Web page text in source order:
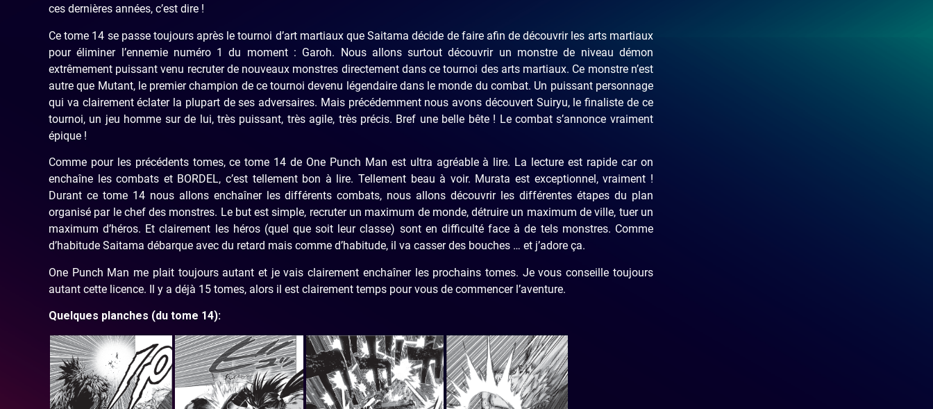
ces dernières années, c’est dire !
Ce tome 14 se passe toujours après le tournoi d’art martiaux que Saitama décide de faire afin de découvrir les arts martiaux
pour éliminer l’ennemie numéro 1 du moment : Garoh. Nous allons surtout découvrir un monstre de niveau démon
extrêmement puissant venu recruter de nouveaux monstres directement dans ce tournoi des arts martiaux. Ce monstre n’est
autre que Mutant, le premier champion de ce tournoi devenu légendaire dans le monde du combat. Un puissant personnage
qui va clairement éclater la plupart de ses adversaires. Mais précédemment nous avons découvert Suiryu, le finaliste de ce
tournoi, un jeu homme sur de lui, très puissant, très agile, très précis. Bref une belle bête ! Le combat s’annonce vraiment
épique !
Comme pour les précédents tomes, ce tome 14 de One Punch Man est ultra agréable à lire. La lecture est rapide car on
enchaîne les combats et BORDEL, c’est tellement bon à lire. Tellement beau à voir. Murata est exceptionnel, vraiment !
Durant ce tome 14 nous allons enchaîner les différents combats, nous allons découvrir les différentes étapes du plan
organisé par le chef des monstres. Le but est simple, recruter un maximum de monde, détruire un maximum de ville, tuer un
maximum d’héros. Et clairement les héros (quel que soit leur classe) sont en difficulté face à de tels monstres. Comme
d’habitude Saitama débarque avec du retard mais comme d’habitude, il va casser des bouches … et j’adore ça.
One Punch Man me plait toujours autant et je vais clairement enchaîner les prochains tomes. Je vous conseille toujours
autant cette licence. Il y a déjà 15 tomes, alors il est clairement temps pour vous de commencer l’aventure.
Quelques planches (du tome 14):